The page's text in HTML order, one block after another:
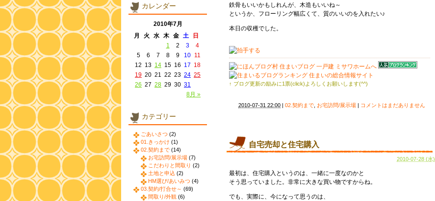
鉄骨もいいかもしれんが、木造もいいね～
というか、フローリング幅広くて、質のいいのを入れたい♪
本日の収穫でした。
↑ ブログ更新の励みに1票(click)よろしくお願いします(^^)
2010-07-31 22:00 | 02.契約まで お宅訪問/展示場 | コメントはまだありません
自宅売却と住宅購入
2010-07-28 (水)
最初は、住宅購入というのは、一緒に一度なのかと
そう思っていました。非常に大きな買い物ですからね。
でも、実際に、今になって思うのは、
カレンダー
2010年7月
月
火 水 木 金 土 日
8月 »
1 2 3
4
5
6 7 8 9 10 11
12 13 14 15 16 17 18
19 20 21 22 23 24 25
26 27 28 29 30 31
カテゴリー
ごあいさつ (2)
01.きっかけ (1)
02.契約まで (14)
お宅訪問/展示場 (7)
こだわりと間取り (2)
土地と申込 (2)
HM選び/あいみつ (4)
03.契約/打合せ～ (69)
間取り/外観 (6)